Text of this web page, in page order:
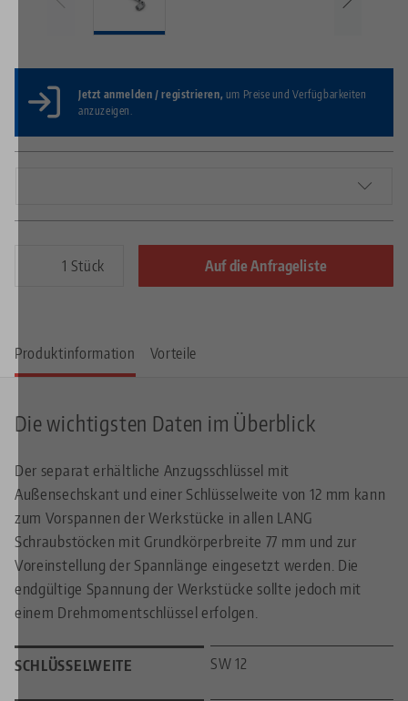
Jetzt anmelden / registrieren,um Preise und Verfügbarkeiten
anzuzeigen.
Stück Auf die Anfrageliste
Produktinformation Vorteile
Die wichtigsten Daten im Überblick
Der separat erhältliche Anzugsschlüssel mit
Außensechskant und einer Schlüsselweite von 12 mm kann
zum Vorspannen der Werkstücke in allen LANG
Schraubstöcken mit Grundkörperbreite 77 mm und zur
Voreinstellung der Spannlänge eingesetzt werden. Die
endgültige Spannung der Werkstücke sollte jedoch mit
einem Drehmomentschlüssel erfolgen.
SCHLÜSSELWEITE SW 12